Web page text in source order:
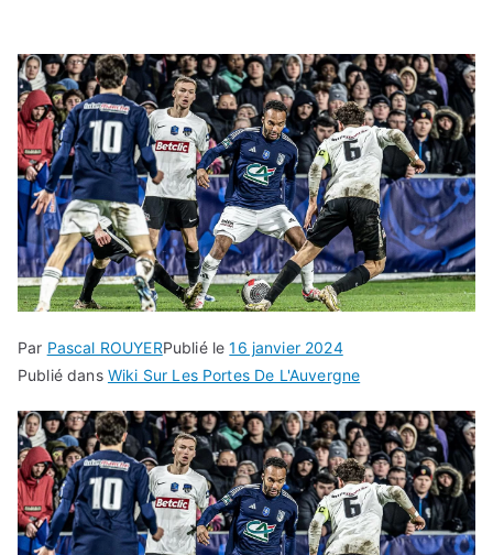
Par Pascal ROUYERPublié le16 janvier 2024
Publié dans Wiki Sur Les Portes De L'Auvergne